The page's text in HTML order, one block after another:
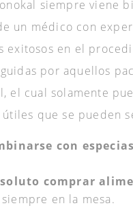
siempre viene
un médico con
exitosos en el
por aquellos
el cual solamente
que se pueden
con
comprar
en la mesa.